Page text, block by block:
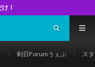
剣日Forumうぇぶ ス